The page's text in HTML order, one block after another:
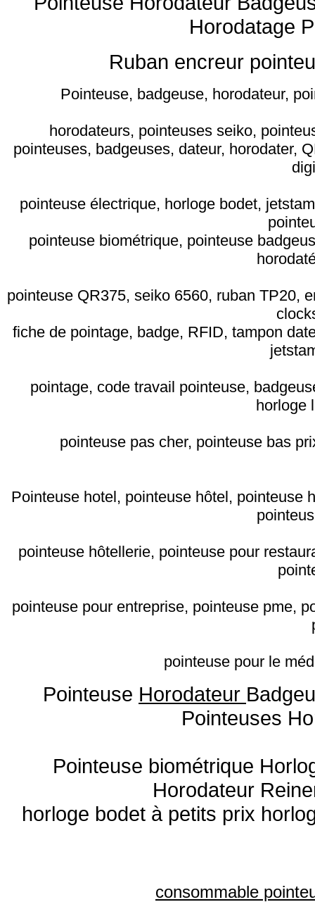
Horodatage
Ruban encreur
Pointeuse, badgeuse, horodateur,
horodateurs, pointeuses seiko,
pointeuses, badgeuses, dateur, horodater,
pointeuse électrique, horloge bodet,
pointeuse biométrique, pointeuse
pointeuse QR375, seiko 6560, ruban TP20,
fiche de pointage, badge, RFID, tampon
pointage, code travail pointeuse,
horloge
pointeuse pas cher, pointeuse bas
Pointeuse hotel, pointeuse hôtel, pointeuse
pointeuse hôtellerie, pointeuse pour
pointeuse pour entreprise, pointeuse pme,
pointeuse pour le
Pointeuse Horodateur
Pointeuses
Pointeuse biométrique
Horodateur
horloge bodet à petits prix
consommable